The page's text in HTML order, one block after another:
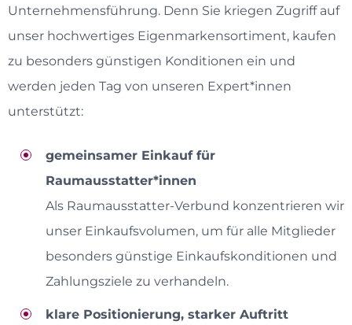
Unternehmensführung. Denn Sie kriegen Zugriff auf
unser hochwertiges Eigenmarkensortiment, kaufen
zu besonders günstigen Konditionen ein und
werden jeden Tag von unseren Expert*innen
unterstützt:
gemeinsamer Einkauf für
Raumausstatter*innen
Als Raumausstatter-Verbund konzentrieren wir
unser Einkaufsvolumen, um für alle Mitglieder
besonders günstige Einkaufskonditionen und
Zahlungsziele zu verhandeln.
klare Positionierung, starker Auftritt